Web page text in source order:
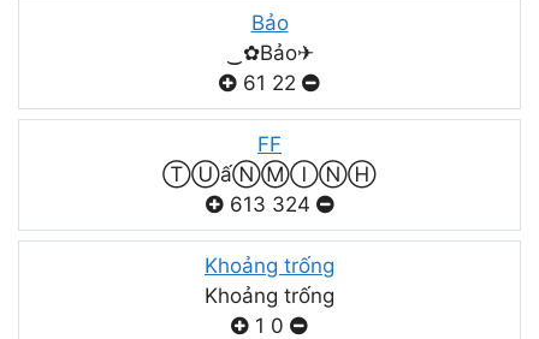
Bảo
‿✿Bảo✈
61 22
FF
ⓉⓊấⓃⓂⒾⓃⒽ
613 324
Khoảng trống
Khoảng trống
1 0